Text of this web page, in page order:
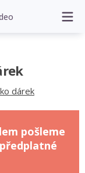
dárek
pošleme